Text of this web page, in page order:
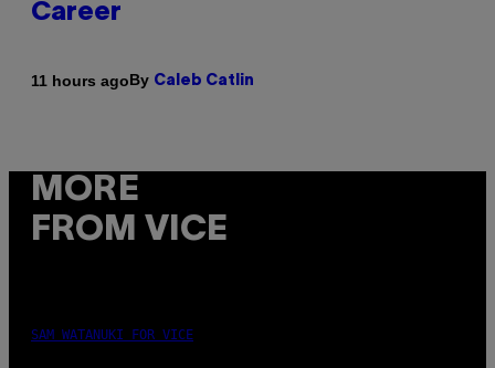
Career
11 hours agoBy Caleb Catlin
MORE
FROM VICE
SAM WATANUKI FOR VICE